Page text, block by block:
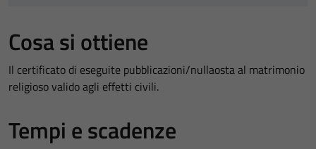
Cosa si ottiene
Il certificato di eseguite pubblicazioni/nullaosta al matrimonio
religioso valido agli effetti civili.
Tempi e scadenze